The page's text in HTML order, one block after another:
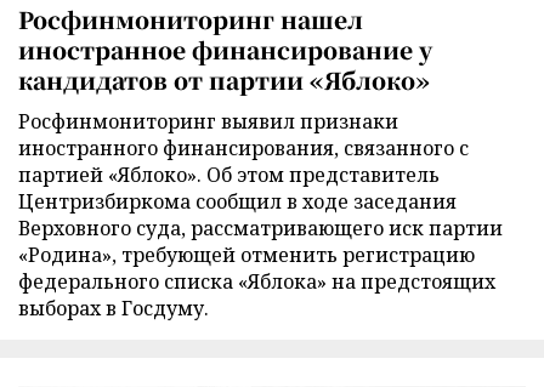
Росфинмониторинг нашел
иностранное финансирование у
кандидатов от партии «Яблоко»
Росфинмониторинг выявил признаки
иностранного финансирования, связанного с
партией «Яблоко». Об этом представитель
Центризбиркома сообщил в ходе заседания
Верховного суда, рассматривающего иск партии
«Родина», требующей отменить регистрацию
федерального списка «Яблока» на предстоящих
выборах в Госдуму.